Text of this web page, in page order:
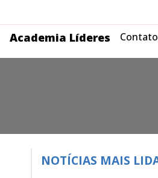
Academia Líderes
NOTÍCIAS MAIS